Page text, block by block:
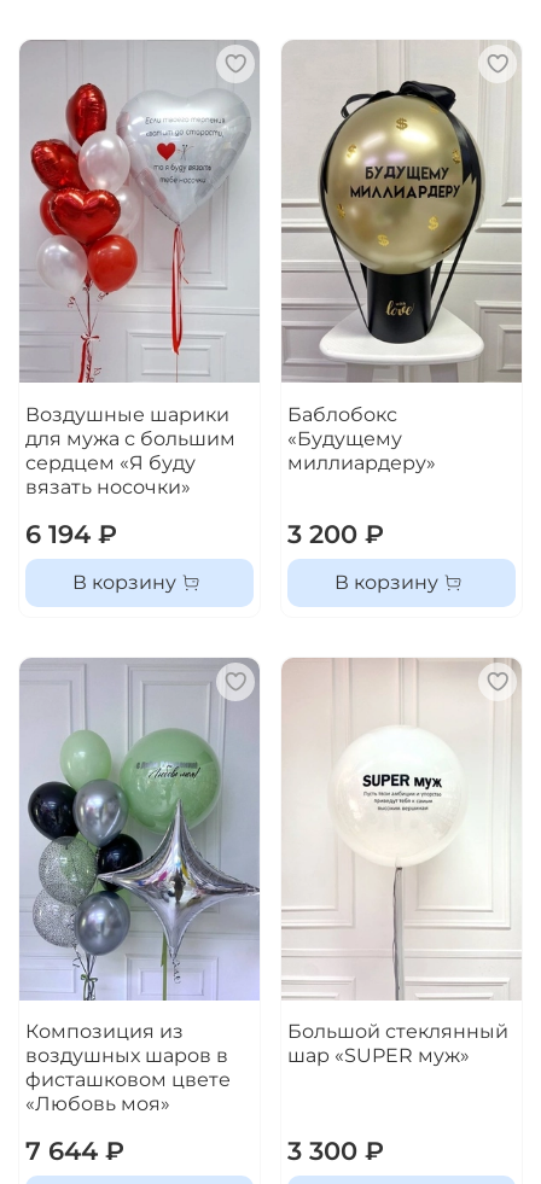
Воздушные шарики
для мужа с большим
сердцем «Я буду
вязать носочки»
6 194 ₽
В корзину
Баблобокс
«Будущему
миллиардеру»
3 200 ₽
В корзину
Композиция из
воздушных шаров в
фисташковом цвете
«Любовь моя»
7 644 ₽
Большой стеклянный
шар «SUPER муж»
3 300 ₽